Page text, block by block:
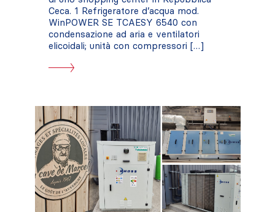
Ceca. 1 Refrigeratore d’acqua mod.
WinPOWER SE TCAESY 6540 con
condensazione ad aria e ventilatori
elicoidali; unità con compressori […]